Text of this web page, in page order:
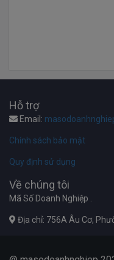
Hỗ trợ
Email:
Chính sách bảo mật
Quy định sử dụng
Về chúng tôi
Mã Số Doanh Nghiệp .
Địa chỉ: 756A Âu Cơ,